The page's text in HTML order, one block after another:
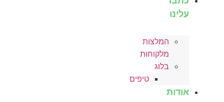
עלינו
המלצות
מלקוחות
בלוג
טיפים
אודות